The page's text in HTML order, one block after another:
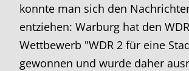
konnte man sich den
entziehen: Warburg hat den
Wettbewerb "WDR 2 für eine
gewonnen und wurde daher